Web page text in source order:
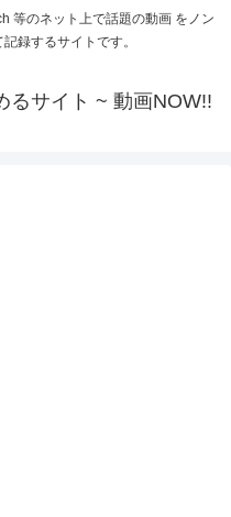
等のネット上で話題の動画 をノン
録するサイトです。
るサイト ~ 動画NOW!!